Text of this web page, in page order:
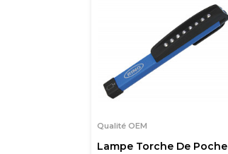
Qualité OEM
Lampe Torche De Poche